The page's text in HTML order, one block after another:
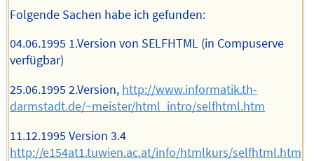
Folgende Sachen habe ich gefunden:
04.06.1995 1.Version von SELFHTML (in Compuserve
verfügbar)
25.06.1995 2.Version, http://www.informatik.th-
darmstadt.de/~meister/html_intro/selfhtml.htm
11.12.1995 Version 3.4
http://e154at1.tuwien.ac.at/info/htmlkurs/selfhtml.htm